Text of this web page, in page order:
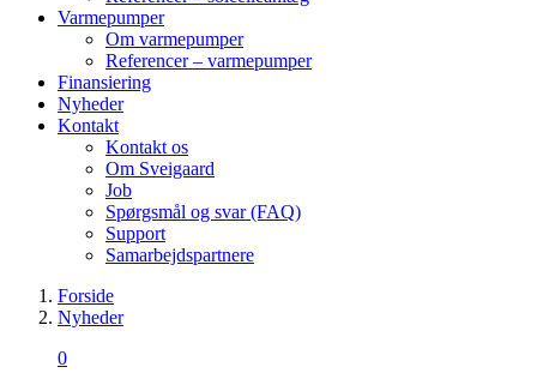
Varmepumper
Om varmepumper
Referencer – varmepumper
Finansiering
Nyheder
Kontakt
Kontakt os
Om Sveigaard
Job
Spørgsmål og svar (FAQ)
Support
Samarbejdspartnere
Forside
Nyheder
0